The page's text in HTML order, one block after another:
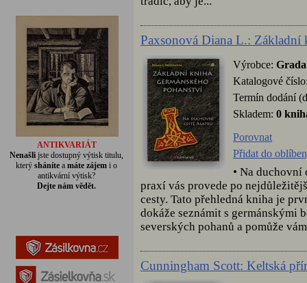
ANTIKVARIÁT
Nenašli jste dostupný výtisk titulu,
kterýsháníte amáte zájem i o
antikvární výtisk?
Dejte nám vědět.
Paxsonová Diana L.: Základní
Výrobce: Grada
Katalogové
Termín dodání
Skladem: 0
Porovnat
Přidat do
• Na duchovní
praxí vás provede po
cesty. Tato přehledná kniha je
dokáže seznámit s germánskými
severských pohanů a pomůže
Cunningham Scott: Keltská